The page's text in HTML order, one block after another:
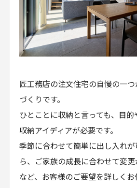
匠工務店の注文住宅の自慢の一
づくりです。
ひとことに収納と言っても、目
収納アイディアが必要です。
季節に合わせて簡単に出し入れ
ら、ご家族の成長に合わせて変
など、お客様のご要望を詳しく